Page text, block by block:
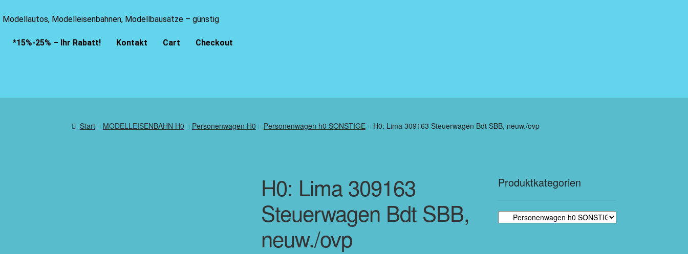
Modellautos, Modelleisenbahnen, Modellbausätze – günstig
*15%-25% – Ihr Rabatt! Kontakt Cart Checkout
Start MODELLEISENBAHN H0 Personenwagen H0 Personenwagen h0 SONSTIGE H0: Lima 309163 Steuerwagen Bdt SBB, neuw./ovp
H0: Lima 309163
Steuerwagen Bdt SBB,
neuw./ovp
Produktkategorien